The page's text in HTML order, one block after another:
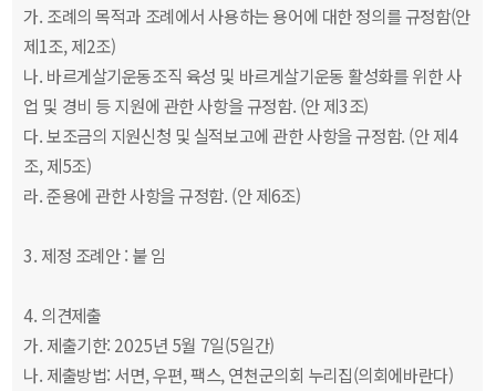
가. 조례의 목적과 조례에서 사용하는 용어에 대한 정의를 규정함(안
제1조, 제2조)
나. 바르게살기운동조직 육성 및 바르게살기운동 활성화를 위한 사
업 및 경비 등 지원에 관한 사항을 규정함. (안 제3조)
다. 보조금의 지원신청 및 실적보고에 관한 사항을 규정함. (안 제4
조, 제5조)
라. 준용에 관한 사항을 규정함. (안 제6조)
3. 제정 조례안 : 붙 임
4. 의견제출
가. 제출기한: 2025년 5월 7일(5일간)
나. 제출방법: 서면, 우편, 팩스, 연천군의회 누리집(의회에바란다)